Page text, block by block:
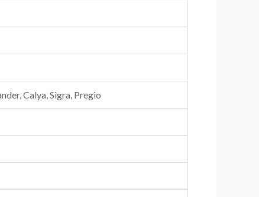
Calya, Sigra, Pregio